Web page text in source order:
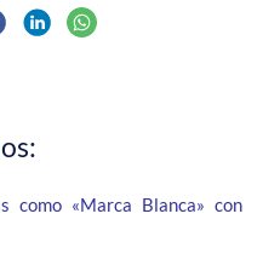
como «Marca Blanca» con